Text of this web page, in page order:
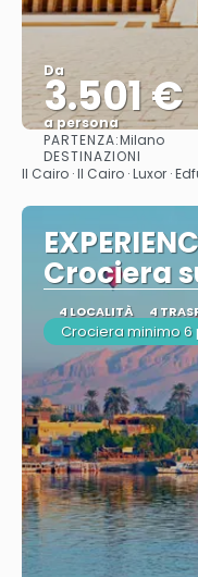
Da
3.501 €
a persona
PARTENZA:Milano
DESTINAZIONI
Il Cairo · Il Cairo · Luxor ·
Crociera
4 LOCALITÀ 4
Crociera minimo 6